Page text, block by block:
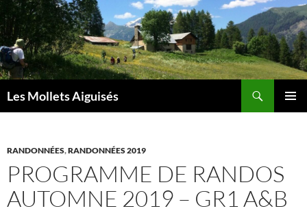
Aller
au
contenu
Les Mollets Aiguisés
RANDONNÉES,RANDONNÉES 2019
PROGRAMME DE RANDOS
AUTOMNE 2019 – GR1 A&B